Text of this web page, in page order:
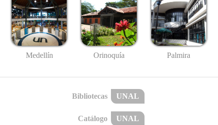
Medellín Orinoquía Palmira
Bibliotecas UNAL
Catálogo UNAL